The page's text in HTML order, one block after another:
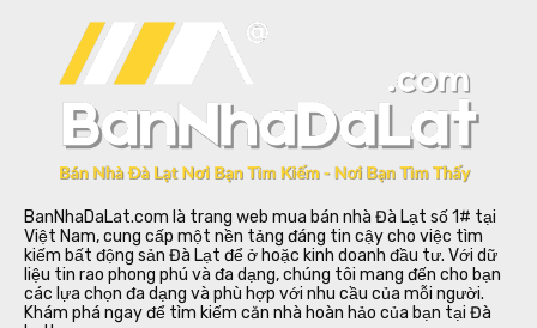
BanNhaDaLat.com là trang web mua bán nhà Đà Lạt số 1# tại
Việt Nam, cung cấp một nền tảng đáng tin cậy cho việc tìm
kiếm bất động sản Đà Lạt để ở hoặc kinh doanh đầu tư. Với dữ
liệu tin rao phong phú và đa dạng, chúng tôi mang đến cho bạn
các lựa chọn đa dạng và phù hợp với nhu cầu của mỗi người.
Khám phá ngay để tìm kiếm căn nhà hoàn hảo của bạn tại Đà